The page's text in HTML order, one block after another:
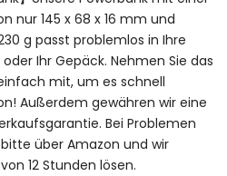
nur 145 x 68 x 16 mm und
g passt problemlos in Ihre
Ihr Gepäck. Nehmen Sie das
mit, um es schnell
Außerdem gewähren wir eine
Bei Problemen
über Amazon und wir
12 Stunden lösen.